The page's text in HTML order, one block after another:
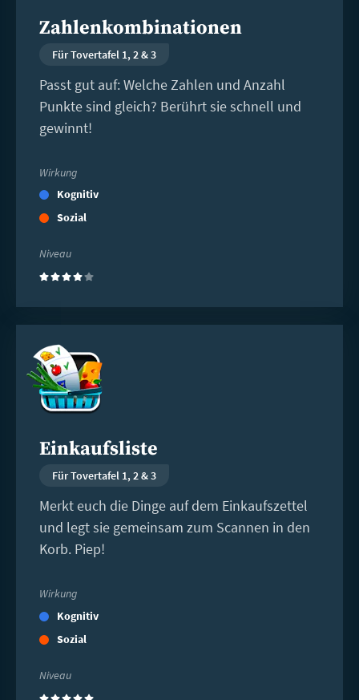
Zahlenkombinationen
Für Tovertafel 1, 2 & 3
Passt gut auf: Welche Zahlen und Anzahl
Punkte sind gleich? Berührt sie schnell und
gewinnt!
Wirkung
Kognitiv
Sozial
Niveau
(4)
Einkaufsliste
Für Tovertafel 1, 2 & 3
Merkt euch die Dinge auf dem Einkaufszettel
und legt sie gemeinsam zum Scannen in den
Korb. Piep!
Wirkung
Kognitiv
Sozial
Niveau